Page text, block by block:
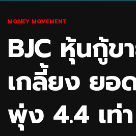
MONEY MOVEMENT
BJC หุ้นกู้ข
เกลี้ยง ยอ
พุ่ง 4.4 เท่